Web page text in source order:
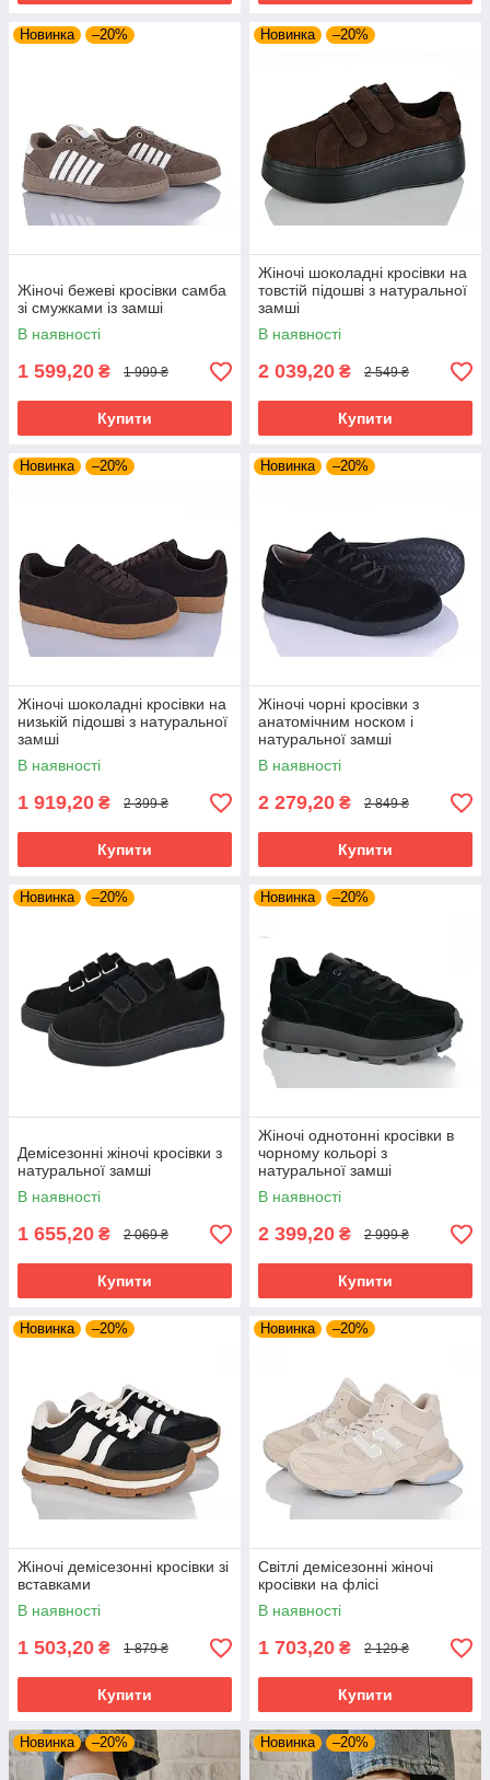
Новинка –20%
Жіночі бежеві кросівки самба
зі смужками із замші
В наявності
1 599,20 ₴ 1 999 ₴
Купити
Новинка –20%
Жіночі шоколадні кросівки на
товстій підошві з натуральної
замші
В наявності
2 039,20 ₴ 2 549 ₴
Купити
Новинка –20%
Жіночі шоколадні кросівки на
низькій підошві з натуральної
замші
В наявності
1 919,20 ₴ 2 399 ₴
Купити
Новинка –20%
Жіночі чорні кросівки з
анатомічним носком і
натуральної замші
В наявності
2 279,20 ₴ 2 849 ₴
Купити
Новинка –20%
Демісезонні жіночі кросівки з
натуральної замші
В наявності
1 655,20 ₴ 2 069 ₴
Купити
Новинка –20%
Жіночі однотонні кросівки в
чорному кольорі з
натуральної замші
В наявності
2 399,20 ₴ 2 999 ₴
Купити
Новинка –20%
Жіночі демісезонні кросівки зі
вставками
В наявності
1 503,20 ₴ 1 879 ₴
Купити
Новинка –20%
Світлі демісезонні жіночі
кросівки на флісі
В наявності
1 703,20 ₴ 2 129 ₴
Купити
Новинка –20% Новинка –20%